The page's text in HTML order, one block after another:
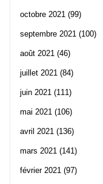
octobre 2021 (99)
septembre 2021 (100)
août 2021 (46)
juillet 2021 (84)
juin 2021 (111)
mai 2021 (106)
avril 2021 (136)
mars 2021 (141)
février 2021 (97)